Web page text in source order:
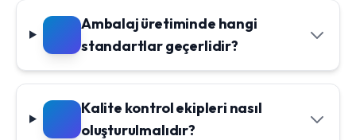
Ambalaj üretiminde hangi
standartlar geçerlidir?
Kalite kontrol ekipleri nasıl
oluşturulmalıdır?